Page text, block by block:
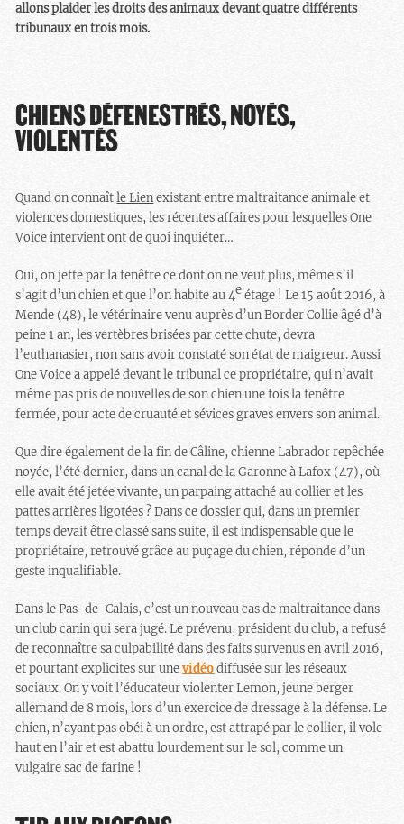
allons plaider les droits des animaux devant quatre différents
tribunaux en trois mois.
CHIENS DÉFENESTRÉS, NOYÉS,
VIOLENTÉS
Quand on connaîtle Lienexistant entre maltraitance animale et
violences domestiques, les récentes affaires pour lesquelles One
Voice intervient ont de quoi inquiéter…
Oui, on jette par la fenêtre ce dont on ne veut plus, même s’il
s’agit d’un chien et que l’on habite au 4eétage ! Le 15 août 2016, à
Mende (48), le vétérinaire venu auprès d’un Border Collie âgé d’à
peine 1 an, les vertèbres brisées par cette chute, devra
l’euthanasier, non sans avoir constaté son état de maigreur. Aussi
One Voice a appelé devant le tribunal ce propriétaire, qui n’avait
même pas pris de nouvelles de son chien une fois la fenêtre
fermée, pour acte de cruauté et sévices graves envers son animal.
Que dire également de la fin de Câline, chienne Labrador repêchée
noyée, l’été dernier, dans un canal de la Garonne à Lafox (47), où
elle avait été jetée vivante, un parpaing attaché au collier et les
pattes arrières ligotées ? Dans ce dossier qui, dans un premier
temps devait être classé sans suite, il est indispensable que le
propriétaire, retrouvé grâce au puçage du chien, réponde d’un
geste inqualifiable.
Dans le Pas-de-Calais, c’est un nouveau cas de maltraitance dans
un club canin qui sera jugé. Le prévenu, président du club, a refusé
de reconnaître sa culpabilité dans des faits survenus en avril 2016,
et pourtant explicites sur unevidéodiffusée sur les réseaux
sociaux. On y voit l’éducateur violenter Lemon, jeune berger
allemand de 8 mois, lors d’un exercice de dressage à la défense. Le
chien, n’ayant pas obéi à un ordre, est attrapé par le collier, il vole
haut en l’air et est abattu lourdement sur le sol, comme un
vulgaire sac de farine !